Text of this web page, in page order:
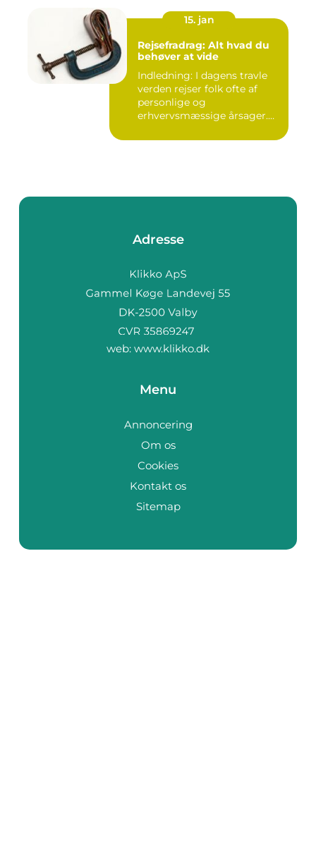
15. jan
Rejsefradrag: Alt hvad du
behøver at vide
Indledning: I dagens travle
verden rejser folk ofte af
personlige og
erhvervsmæssige årsager.
Adresse
web: www.klikko.dk
Menu
Annoncering
Om os
Cookies
Kontakt os
Sitemap